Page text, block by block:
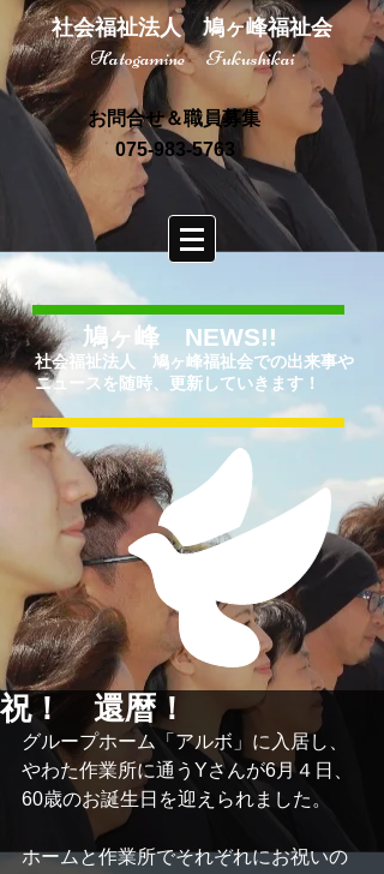
社会福祉法人 鳩ヶ峰福祉会
Hatogamine Fukushikai
075-983-5763
お問合せ＆職員募集
鳩ヶ峰 NEWS!!
社会福祉法人 鳩ヶ峰福祉会での出来事や
ニュースを随時、更新していきます！
祝！ 還暦！
グループホーム「アルボ」に入居し、
やわた作業所に通うYさんが6月４日、
60歳のお誕生日を迎えられました。
ホームと作業所でそれぞれにお祝いの